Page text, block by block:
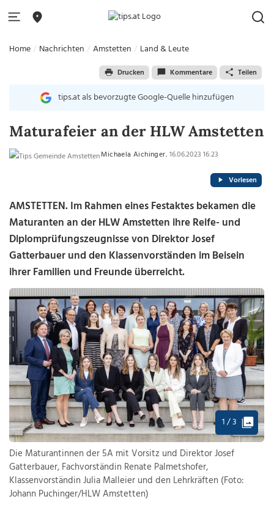
Home Nachrichten Amstetten Land & Leute
Drucken Kommentare Teilen
tips.at als bevorzugte Google-Quelle hinzufügen
Maturafeier an der HLW Amstetten
Michaela Aichinger, 16.06.2023 16:23
Vorlesen
AMSTETTEN. Im Rahmen eines Festaktes bekamen die
Maturanten an der HLW Amstetten ihre Reife- und
Diplomprüfungszeugnisse von Direktor Josef
Gatterbauer und den Klassenvorständen im Beisein
ihrer Familien und Freunde überreicht.
1 / 3
Die Maturantinnen der 5A mit Vorsitz und Direktor Josef
Gatterbauer, Fachvorständin Renate Palmetshofer,
Klassenvorständin Julia Malleier und den Lehrkräften (Foto:
Johann Puchinger/HLW Amstetten)